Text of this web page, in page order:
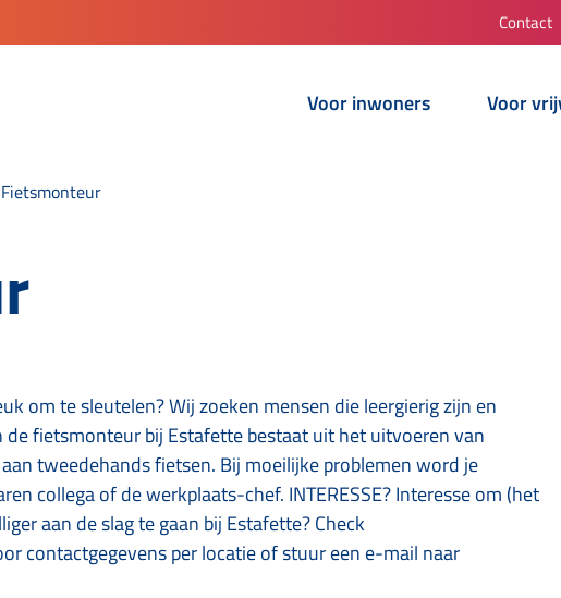
Contact
Voor inwoners Voor
Fietsmonteur
om te sleutelen? Wij zoeken mensen die leergierig zijn en
fietsmonteur bij Estafette bestaat uit het uitvoeren van
tweedehands fietsen. Bij moeilijke problemen word je
collega of de werkplaats-chef. INTERESSE? Interesse om (het
aan de slag te gaan bij Estafette? Check
contactgegevens per locatie of stuur een e-mail naar